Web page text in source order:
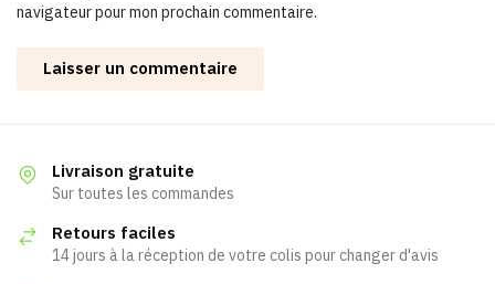
navigateur pour mon prochain commentaire.
Livraison gratuite
Sur toutes les commandes
Retours faciles
14 jours à la réception de votre colis pour changer d'avis